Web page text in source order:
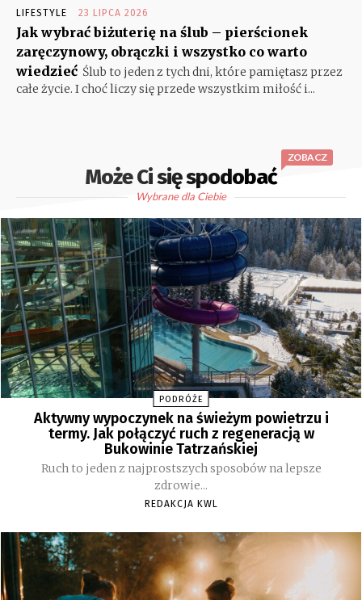
LIFESTYLE 23 LIPCA 2026
Jak wybrać biżuterię na ślub – pierścionek
zaręczynowy, obrączki i wszystko co warto
wiedzieć Ślub to jeden z tych dni, które pamiętasz przez
całe życie. I choć liczy się przede wszystkim miłość i...
Może Ci się spodobać
ZOBACZ
Wybrane dla Ciebie
PODRÓŻE
Aktywny wypoczynek na świeżym powietrzu i
termy. Jak połączyć ruch z regeneracją w
Bukowinie Tatrzańskiej
Ruch to jeden z najprostszych sposobów na lepsze
zdrowie...
REDAKCJA KWL